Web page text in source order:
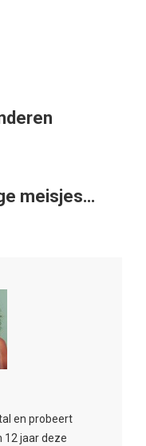
meisjes…
en probeert
12 jaar deze